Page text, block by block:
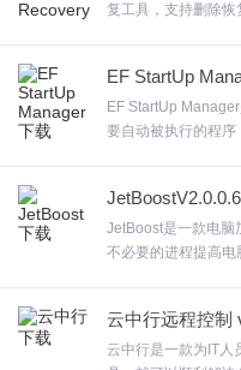
复工具，支持删除
览常用的文件格式
JPEG，JPG，TIF
rar，XLS，XLSX等
EF StartUp
要自动被执行的程
界面。EF StartUp
览。欢迎来合众软件
JetBoost是一款电脑
不必要的进程提高
件园下载体验。
云中行远程控制
云中行是一款为IT人